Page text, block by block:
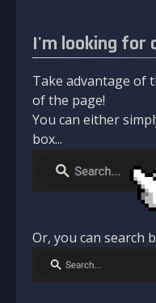
I'm looking for
Take advantage of
of the page!
You can either
box...
Or, you can search